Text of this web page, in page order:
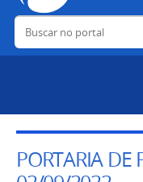
Buscar no portal
PORTARIA DE